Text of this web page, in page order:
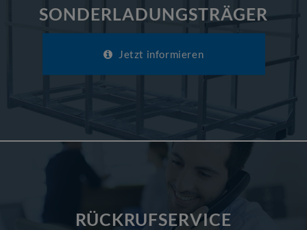
SONDERLADUNGSTRÄGER
Jetzt informieren
RÜCKRUFSERVICE